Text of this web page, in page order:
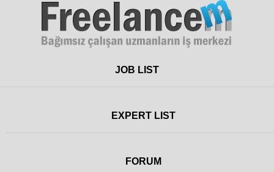
FreelanceJOB LIST
EXPERT LIST
FORUM